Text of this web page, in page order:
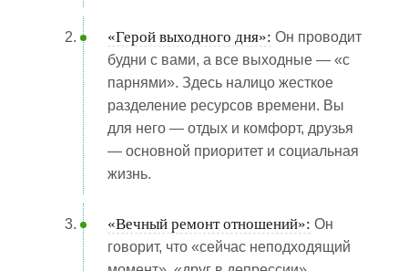
«Герой выходного дня»: Он проводит
будни с вами, а все выходные — «с
парнями». Здесь налицо жесткое
разделение ресурсов времени. Вы
для него — отдых и комфорт, друзья
— основной приоритет и социальная
жизнь.
«Вечный ремонт отношений»: Он
говорит, что «сейчас неподходящий